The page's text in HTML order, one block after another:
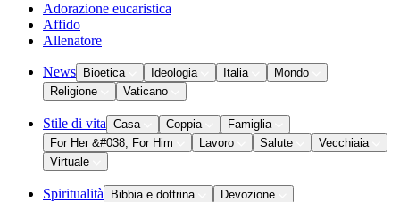
Adorazione eucaristica
Affido
Allenatore
News Bioetica Ideologia Italia
Mondo
Religione
Vaticano
Stile di vita Casa Coppia
Famiglia
For Her &#038; For Him
Lavoro Salute
Vecchiaia
Virtuale
Spiritualità Bibbia e dottrina
Devozione